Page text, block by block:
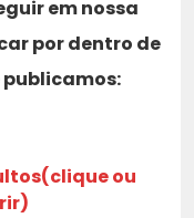
em nossa
por dentro de
ou